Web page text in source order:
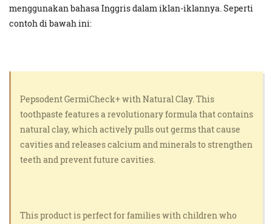
menggunakan bahasa Inggris dalam iklan-iklannya. Seperti
contoh di bawah ini:
Pepsodent GermiCheck+ with Natural Clay. This
toothpaste features a revolutionary formula that contains
natural clay, which actively pulls out germs that cause
cavities and releases calcium and minerals to strengthen
teeth and prevent future cavities.
This product is perfect for families with children who